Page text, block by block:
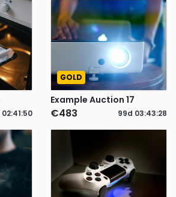
02:41:49
GOLD
Example Auction 17
€483 99d 03:43:27